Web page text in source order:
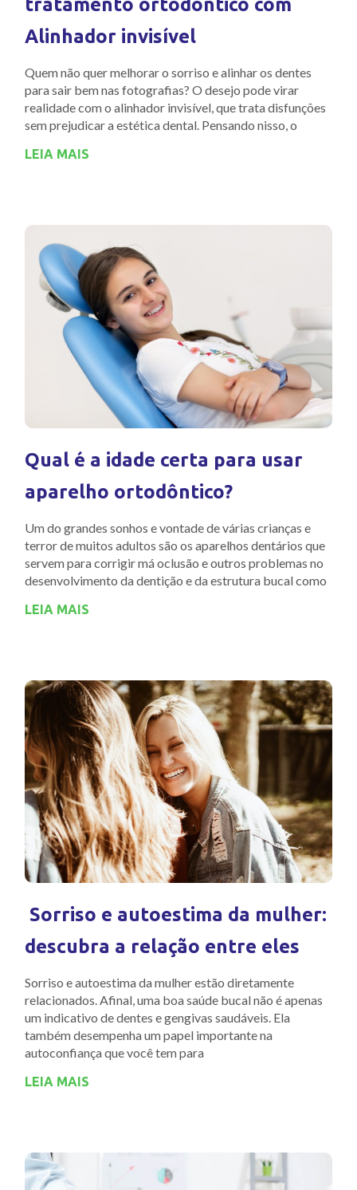
Alinhador invisível
Quem não quer melhorar o sorriso e alinhar os dentes
para sair bem nas fotografias? O desejo pode virar
realidade com o alinhador invisível, que trata disfunções
sem prejudicar a estética dental. Pensando nisso, o
LEIA MAIS
Qual é a idade certa para usar
aparelho ortodôntico?
Um do grandes sonhos e vontade de várias crianças e
terror de muitos adultos são os aparelhos dentários que
servem para corrigir má oclusão e outros problemas no
desenvolvimento da dentição e da estrutura bucal como
LEIA MAIS
Sorriso e autoestima da mulher:
descubra a relação entre eles
Sorriso e autoestima da mulher estão diretamente
relacionados. Afinal, uma boa saúde bucal não é apenas
um indicativo de dentes e gengivas saudáveis. Ela
também desempenha um papel importante na
autoconfiança que você tem para
LEIA MAIS